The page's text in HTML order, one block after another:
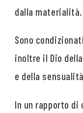
dalla materialità.
Sono
inoltre il Dio
e della
In un rapporto di